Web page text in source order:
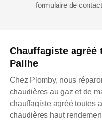
Chauffagiste agréé
Pailhe
Chez Plomby, nous
chaudières au gaz et de
chauffagiste agréé toutes
chaudières haut
formulaire de